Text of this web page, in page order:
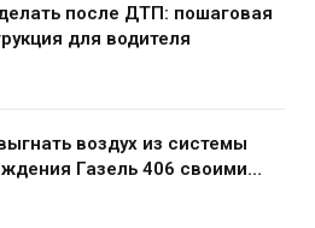
после ДТП: пошаговая
для водителя
воздух из системы
Газель 406 своими